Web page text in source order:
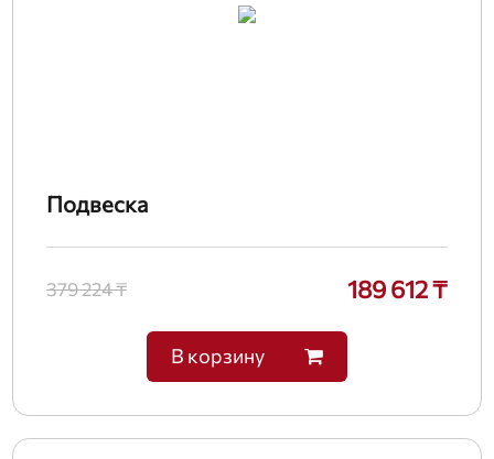
Подвеска
379 224 ₸ 189 612 ₸
В корзину